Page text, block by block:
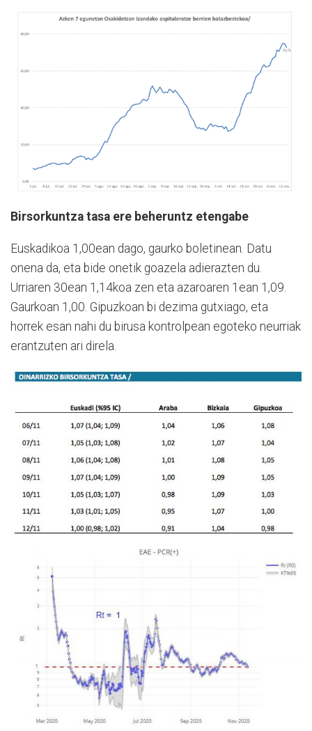
Birsorkuntza tasa ere beheruntz etengabe
Euskadikoa 1,00ean dago, gaurko boletinean. Datu
onena da, eta bide onetik goazela adierazten du.
Urriaren 30ean 1,14koa zen eta azaroaren 1ean 1,09.
Gaurkoan 1,00. Gipuzkoan bi dezima gutxiago, eta
horrek esan nahi du birusa kontrolpean egoteko neurriak
erantzuten ari direla.